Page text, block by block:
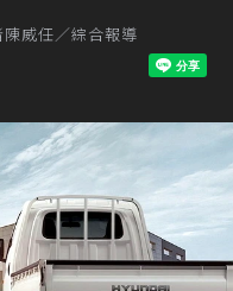
威任／綜合報導